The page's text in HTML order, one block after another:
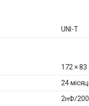
UNI-T
172 × 83
24 місяці
2нФ/